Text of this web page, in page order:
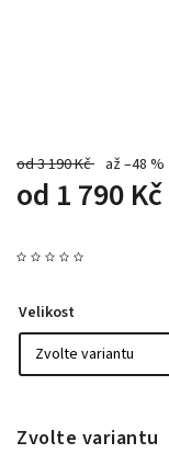
od 3 190 Kč až –48 %
od 1 790 Kč
Velikost
Zvolte variantu